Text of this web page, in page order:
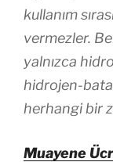
kullanım
vermezler.
yalnızca
hidrojen-
herhangi bir
Muayene